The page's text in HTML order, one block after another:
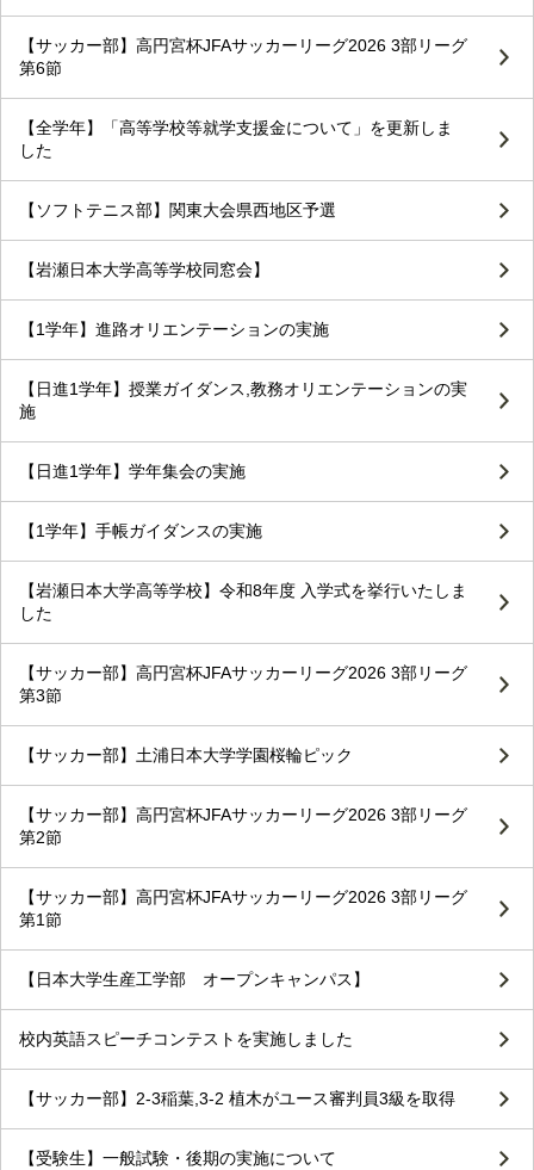
【サッカー部】高円宮杯JFAサッカーリーグ2026 3部リーグ
第6節
【全学年】「高等学校等就学支援金について」を更新しま
した
【ソフトテニス部】関東大会県西地区予選
【岩瀬日本大学高等学校同窓会】
【1学年】進路オリエンテーションの実施
【日進1学年】授業ガイダンス,教務オリエンテーションの実
施
【日進1学年】学年集会の実施
【1学年】手帳ガイダンスの実施
【岩瀬日本大学高等学校】令和8年度 入学式を挙行いたしま
した
【サッカー部】高円宮杯JFAサッカーリーグ2026 3部リーグ
第3節
【サッカー部】土浦日本大学学園桜輪ピック
【サッカー部】高円宮杯JFAサッカーリーグ2026 3部リーグ
第2節
【サッカー部】高円宮杯JFAサッカーリーグ2026 3部リーグ
第1節
【日本大学生産工学部 オープンキャンパス】
校内英語スピーチコンテストを実施しました
【サッカー部】2-3稲葉,3-2 植木がユース審判員3級を取得
【受験生】一般試験・後期の実施について